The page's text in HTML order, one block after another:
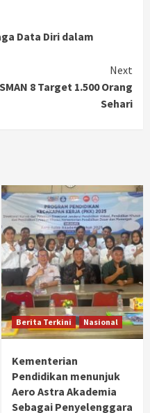
Data Diri dalam
Next
8 Target 1.500 Orang
Sehari
Berita Terkini Nasional
Kementerian
Pendidikan menunjuk
Aero Astra Akademia
Sebagai Penyelenggara